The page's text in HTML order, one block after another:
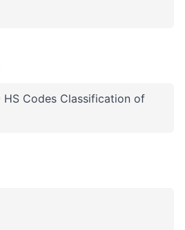
Codes Classification of